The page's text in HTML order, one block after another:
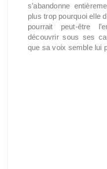
s’abandonne
plus trop pourquoi elle
pourrait peut-être
découvrir sous ses
que sa voix semble lui